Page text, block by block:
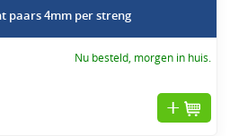
de vrije loop met onze prachtige
paars 4mm per streng
Nu besteld, morgen in huis.